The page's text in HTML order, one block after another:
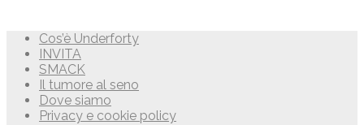
Cos’è Underforty
INVITA
SMACK
Il tumore al seno
Dove siamo
Privacy e cookie policy